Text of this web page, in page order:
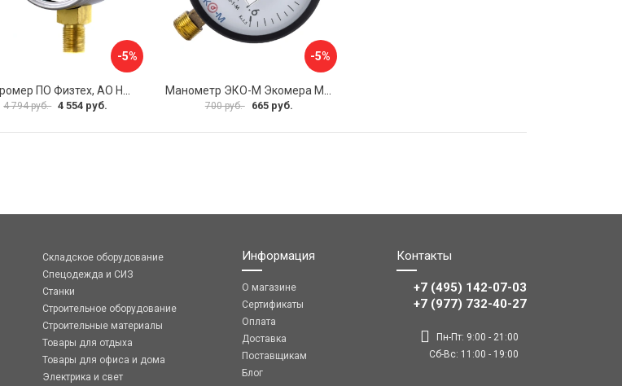
-5%
4 794 руб. 4 554 руб.
-5%
700 руб. 665 руб.
Складское оборудование
Спецодежда и СИЗ
Станки
Строительное оборудование
Строительные материалы
Товары для отдыха
Товары для офиса и дома
Электрика и свет
Информация
О магазине
Сертификаты
Оплата
Доставка
Поставщикам
Блог
Контакты
+7 (495) 142-07-03
‎‎+7 (977) 732-40-27
Пн-Пт: 9:00 - 21:00
Сб-Вс: 11:00 - 19:00